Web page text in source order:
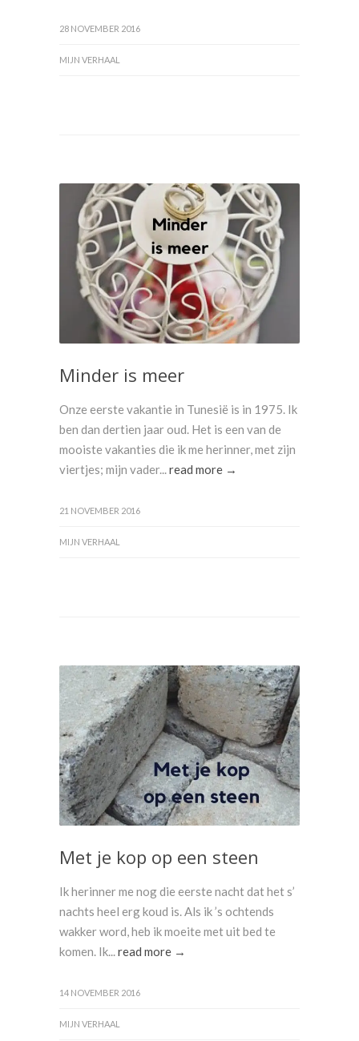
28 NOVEMBER 2016
MIJN VERHAAL
Minder is meer
Onze eerste vakantie in Tunesië is in 1975. Ik
ben dan dertien jaar oud. Het is een van de
mooiste vakanties die ik me herinner, met zijn
viertjes; mijn vader...read more →
21 NOVEMBER 2016
MIJN VERHAAL
Met je kop op een steen
Ik herinner me nog die eerste nacht dat het s’
nachts heel erg koud is. Als ik ’s ochtends
wakker word, heb ik moeite met uit bed te
komen. Ik...read more →
14 NOVEMBER 2016
MIJN VERHAAL